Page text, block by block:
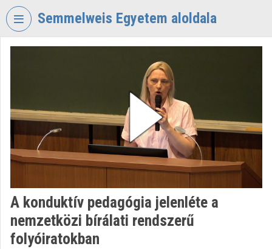
Fejléc kihagyása
Semmelweis Egyetem aloldala
Intézményi kezdőlap
Bejelentkezés
Kategóriák
Intézményi listák
A konduktív pedagógia jelenléte a
nemzetközi bírálati rendszerű
folyóiratokban